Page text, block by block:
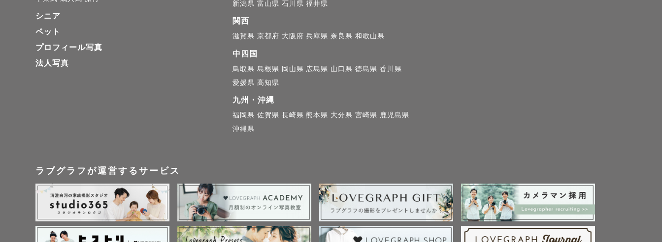
シニア
ペット
プロフィール写真
法人写真
新潟県 富山県 石川県 福井県
関西
滋賀県 京都府 大阪府 兵庫県 奈良県 和歌山県
中四国
鳥取県 島根県 岡山県 広島県 山口県 徳島県 香川県
愛媛県 高知県
九州・沖縄
福岡県 佐賀県 長崎県 熊本県 大分県 宮崎県 鹿児島県
沖縄県
ラブグラフが運営するサービス